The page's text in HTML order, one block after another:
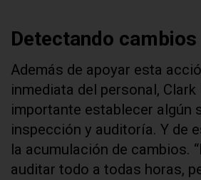
Detectando cambios
Además de apoyar esta
inmediata del personal,
importante establecer algún
inspección y auditoría. Y de
la acumulación de cambios.
auditar todo a todas horas,